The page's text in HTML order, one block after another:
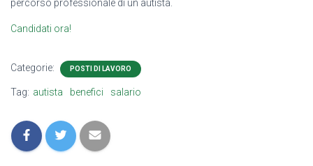
percorso professionale di un autista.
Candidati ora!
Categorie: POSTI DI LAVORO
Tag: autista benefici salario